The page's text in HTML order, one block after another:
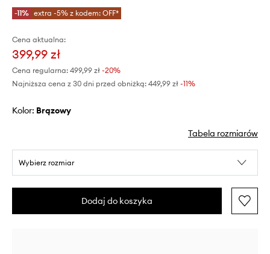
-11% extra -5% z kodem: OFF*
Cena aktualna:
399,99 zł
Cena regularna: 499,99 zł -20%
Najniższa cena z 30 dni przed obniżką: 449,99 zł -11%
Kolor: brązowy
Tabela rozmiarów
Wybierz rozmiar
Dodaj do koszyka